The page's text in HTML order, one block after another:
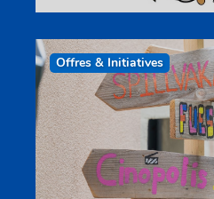
Offres & Initiatives